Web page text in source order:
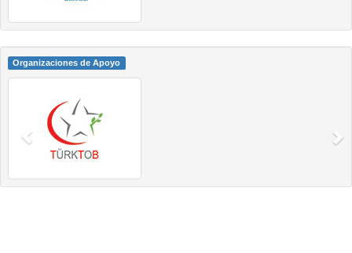
Organizaciones de Apoyo